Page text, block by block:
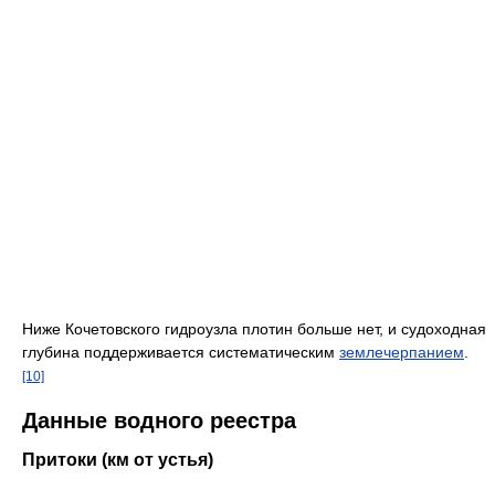
Ниже Кочетовского гидроузла плотин больше нет, и судоходная
глубина поддерживается систематическим землечерпанием
[10]
Данные водного реестра
Притоки (км от устья)